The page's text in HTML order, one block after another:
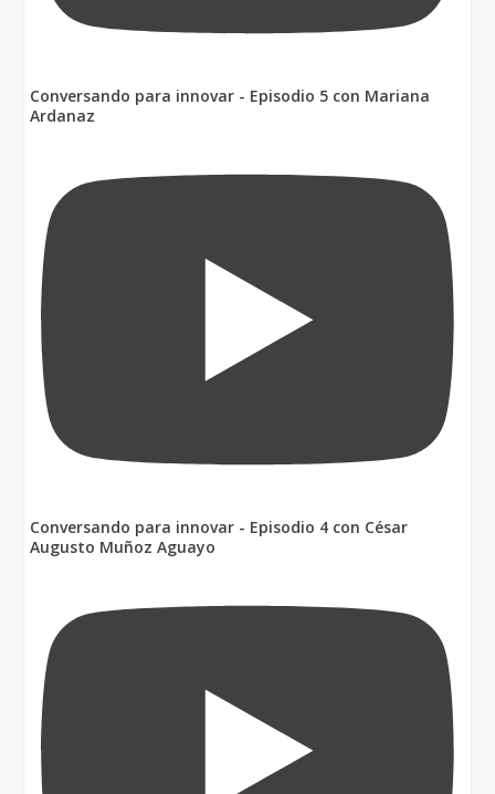
Conversando para innovar - Episodio 5 con Mariana
Ardanaz
Conversando para innovar - Episodio 4 con César
Augusto Muñoz Aguayo